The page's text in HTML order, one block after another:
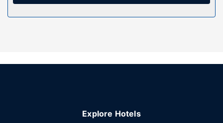
jacuzzi oraz centrum fitness. Ten hotel oferuje również
Goście obiektu Drury Plaza Hotel Cleveland Downtown
Explore Hotels